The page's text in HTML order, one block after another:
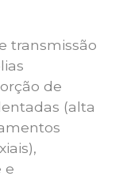
transmissão
de
(alta
e